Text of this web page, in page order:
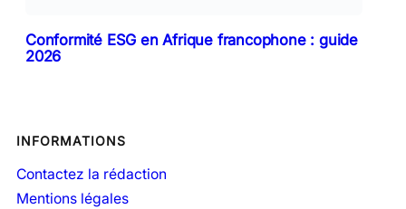
Conformité ESG en Afrique francophone : guide
2026
INFORMATIONS
Contactez la rédaction
Mentions légales